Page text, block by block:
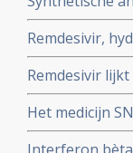
authorization
met milde
Remdesivir,
geen effect als
Remdesivir
maar is weinig
Het medicijn
bij patienten